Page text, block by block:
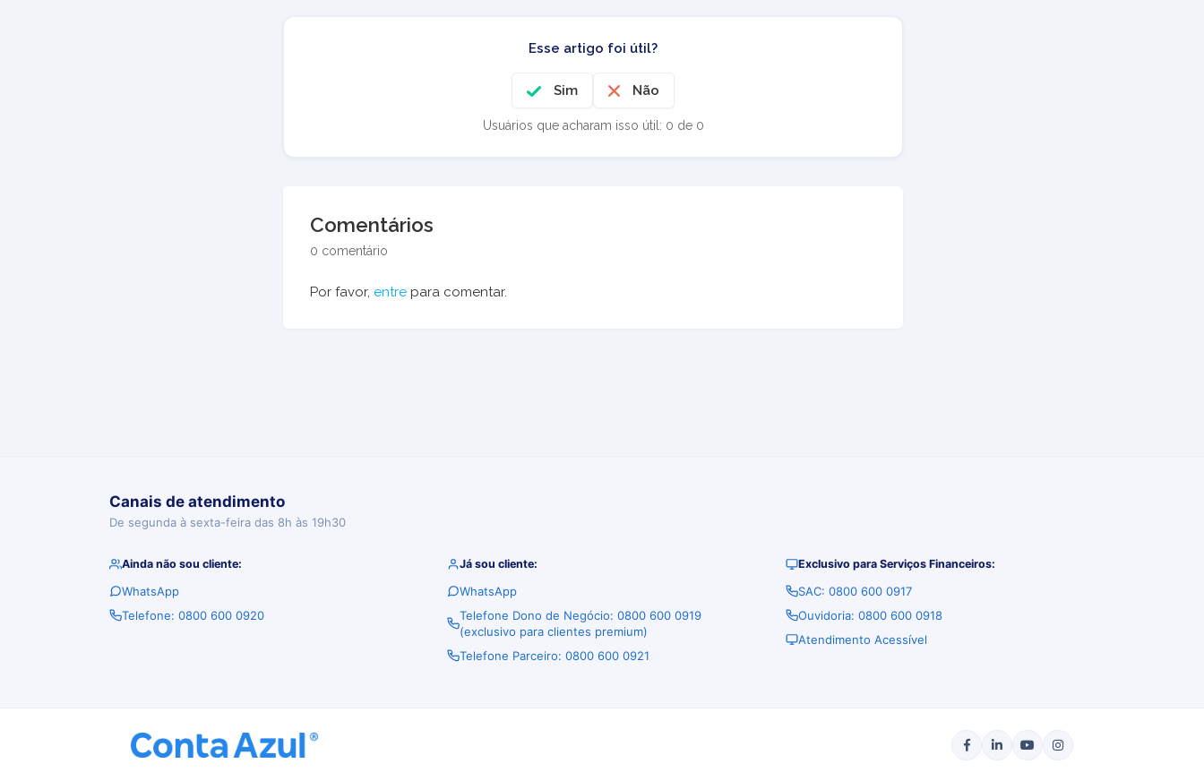
Esse artigo foi útil?
Sim Não
Usuários que acharam isso útil: 0 de 0
Comentários
0 comentário
Por favor, entre para comentar.
Canais de atendimento
De segunda à sexta-feira das 8h às 19h30
Ainda não sou cliente:
WhatsApp
Telefone: 0800 600 0920
Já sou cliente:
WhatsApp
Telefone Dono de Negócio: 0800 600 0919
(exclusivo para clientes premium)
Telefone Parceiro: 0800 600 0921
Exclusivo para Serviços Financeiros:
SAC: 0800 600 0917
Ouvidoria: 0800 600 0918
Atendimento Acessível